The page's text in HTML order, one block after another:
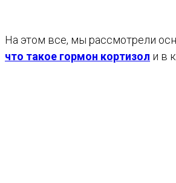
На этом все, мы рассмотрели
что такое гормон кортизол и в